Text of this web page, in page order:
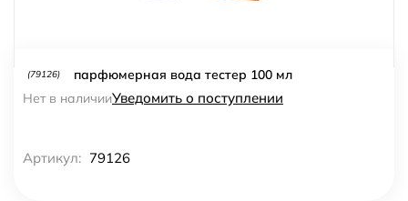
(79126)
парфюмерная вода тестер 100 мл
Нет в наличииУведомить о поступлении
Артикул: 79126